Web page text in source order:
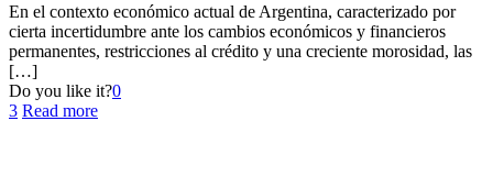
En el contexto económico actual de Argentina, caracterizado por
cierta incertidumbre ante los cambios económicos y financieros
permanentes, restricciones al crédito y una creciente morosidad, las
[…]
Do you like it?0
3 Read more